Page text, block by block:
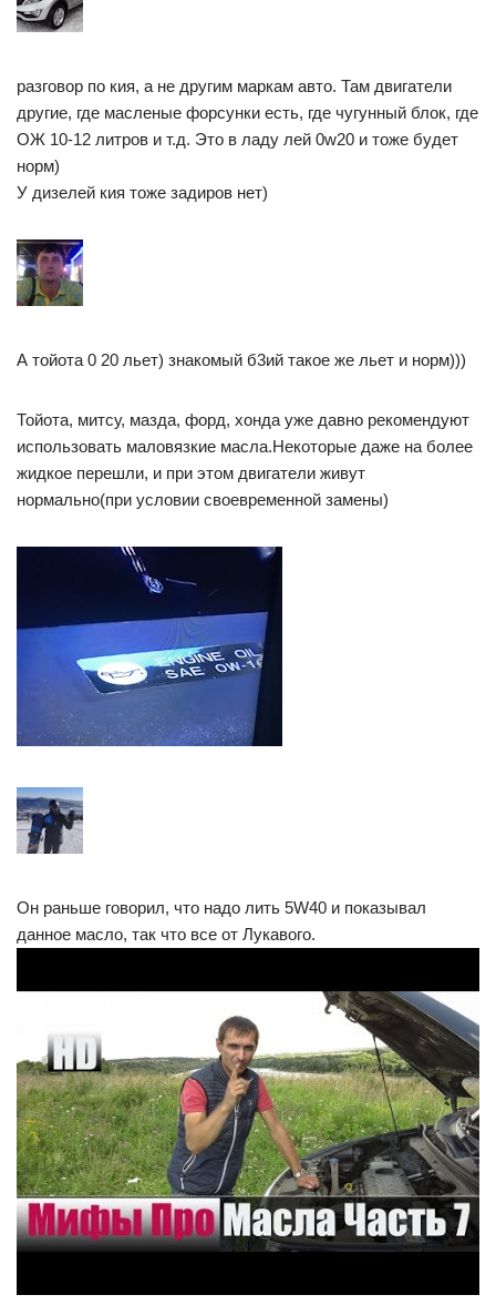
разговор по кия, а не другим маркам авто. Там двигатели
другие, где масленые форсунки есть, где чугунный блок, где
ОЖ 10-12 литров и т.д. Это в ладу лей 0w20 и тоже будет
норм)
У дизелей кия тоже задиров нет)
А тойота 0 20 льет) знакомый б3ий такое же льет и норм)))
Тойота, митсу, мазда, форд, хонда уже давно рекомендуют
использовать маловязкие масла.Некоторые даже на более
жидкое перешли, и при этом двигатели живут
нормально(при условии своевременной замены)
Он раньше говорил, что надо лить 5W40 и показывал
данное масло, так что все от Лукавого.